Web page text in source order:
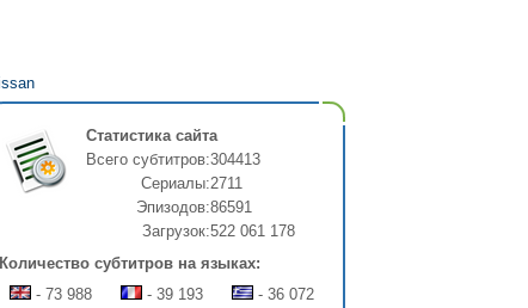
Статистика сайта
Всего субтитров:304413
Сериалы:2711
Эпизодов:86591
Загрузок:522 061 178
Количество субтитров на языках:
- 73 988
- 39 193
- 36 072